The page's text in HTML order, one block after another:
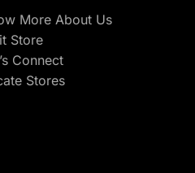
More About Us
Store
Connect
Stores